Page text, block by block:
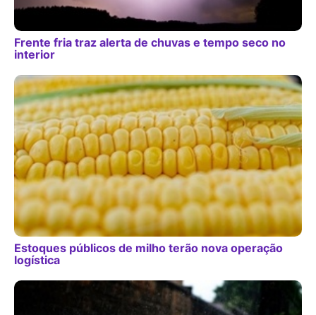
Frente fria traz alerta de chuvas e tempo seco no
interior
Estoques públicos de milho terão nova operação
logística